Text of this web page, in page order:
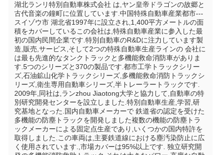
湖北ランリ特別自動車株式会社 は,ヤン皇帝ドラゴンの故郷と
古代音楽の鐘町に位置しています.中国特殊自動車産業都市---
スイゾウ市 湖北省1997年に設立され,1,400平方メートルの面
積をカバーしているこの会社は,特殊自動車産業に参入した最
初の国内民間企業です.特別自動車のR&Dに注力しています製
造,販売,サービス,そして2つの特殊自動車生産ラインの 会社に
は最も先進的なタンクトラックと多機能救命消防車がありま
す.5つのシリーズと370の製品です.都市工学トラックシリー
ズ,石油鉱山化学トラックシリーズ,多機能救命消防トラックシ
リーズ,衛生専用自動車シリーズ,半トレーラートラックです.
2009年,同社は,ランzhou Jiaotong大学と協力して,自動車の特
別研究開発センターを設立しました.特別自動車生産,学習,研
究基地となった.国内自動車メーカーで 鉄道省の認定を受けた
多機能の防塵トラックを開発しました複数の機能の防塵トラ
ックメーカーによる固定点生産であり,いくつかの国内特許を
取得しました.この車両は,主要鉄道線における塵汚染防止に広
く使用されています.,市場カバーは95%以上です. 独立研究開